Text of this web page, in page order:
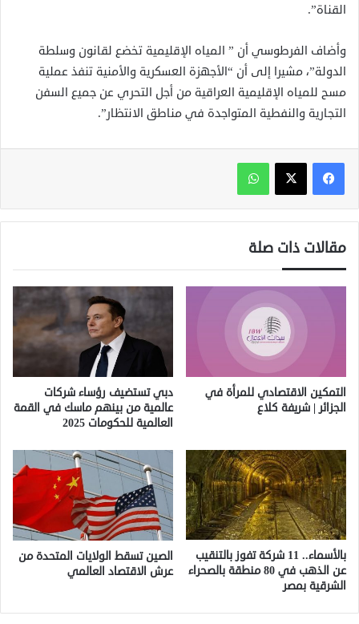
القناة”.
وأضاف الفرطوسي أن ” المياه الإقليمية تخضع لقانون وسلطة
الدولة”، مشيرا إلى أن “الأجهزة العسكرية والأمنية تنفذ عملية
مسح للمياه الإقليمية العراقية من أجل التحري عن جميع السفن
التجارية والنفطية المتواجدة في مناطق الانتظار”.
واتساب
مقالات ذات صلة
التمكين الاقتصادي للمرأة في
الجزائر | شريفة كلاع
دبي تستضيف رؤساء شركات
عالمية من بينهم ماسك في القمة
العالمية للحكومات 2025
بالأسماء.. 11 شركة تفوز بالتنقيب
عن الذهب في 80 منطقة بالصحراء
الشرقية بمصر
الصين تسقط الولايات المتحدة من
عرش الاقتصاد العالمي